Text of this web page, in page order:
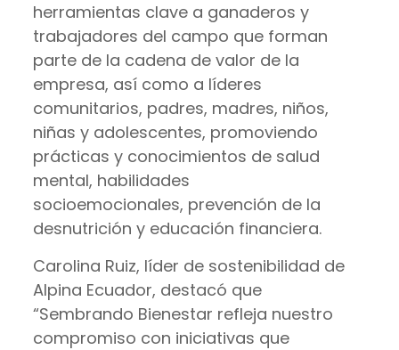
herramientas clave a ganaderos y
trabajadores del campo que forman
parte de la cadena de valor de la
empresa, así como a líderes
comunitarios, padres, madres, niños,
niñas y adolescentes, promoviendo
prácticas y conocimientos de salud
mental, habilidades
socioemocionales, prevención de la
desnutrición y educación financiera.
Carolina Ruiz, líder de sostenibilidad de
Alpina Ecuador, destacó que
“Sembrando Bienestar refleja nuestro
compromiso con iniciativas que